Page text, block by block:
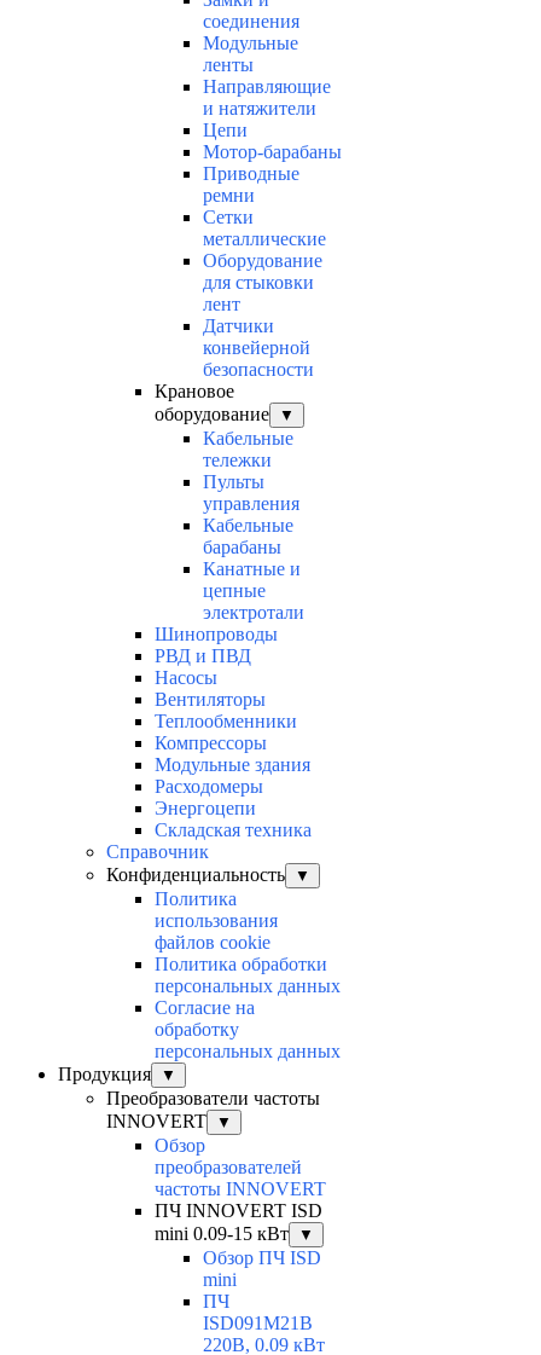
соединения
Модульные
ленты
Направляющие
и натяжители
Цепи
Мотор-барабаны
Приводные
ремни
Сетки
металлические
Оборудование
для стыковки
лент
Датчики
конвейерной
безопасности
Крановое
оборудование
▼
Кабельные
тележки
Пульты
управления
Кабельные
барабаны
Канатные и
цепные
электротали
Шинопроводы
РВД и ПВД
Насосы
Вентиляторы
Теплообменники
Компрессоры
Модульные здания
Расходомеры
Энергоцепи
Складская техника
Справочник
Конфиденциальность
▼
Политика
использования
файлов cookie
Политика обработки
персональных данных
Согласие на
обработку
персональных данных
Продукция
▼
Преобразователи частоты
INNOVERT
▼
Обзор
преобразователей
частоты INNOVERT
ПЧ INNOVERT ISD
mini 0.09-15 кВт
▼
Обзор ПЧ ISD
mini
ПЧ
ISD091M21B
220В, 0.09 кВт